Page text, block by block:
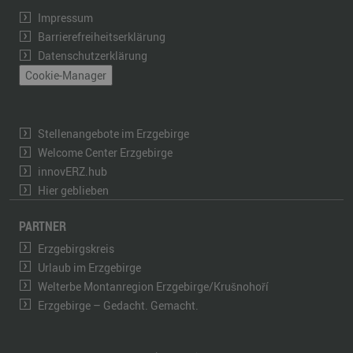
Impressum
Barrierefreiheitserklärung
Datenschutzerklärung
Cookie-Manager
Stellenangebote im Erzgebirge
Welcome Center Erzgebirge
innovERZ.hub
Hier geblieben
PARTNER
Erzgebirgskreis
Urlaub im Erzgebirge
Welterbe Montanregion Erzgebirge/Krušnohoří
Erzgebirge – Gedacht. Gemacht.